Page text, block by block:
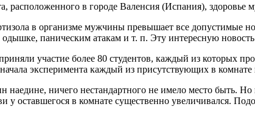
расположенного в городе Валенсия (Испания), здоровье
в организме мужчины превышает все допустимые
паническим атакам и т. п. Эту интересную
участие более 80 студентов, каждый из
эксперимента каждый из присутствующих в
наедине, ничего нестандартного не имело место быть.
у оставшегося в комнате существенно увеличивался.